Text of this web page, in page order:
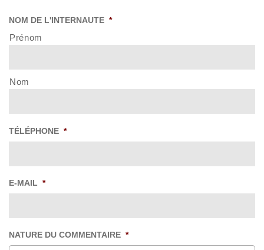
NOM DE L'INTERNAUTE *
Prénom
Nom
TÉLÉPHONE *
E-MAIL *
NATURE DU COMMENTAIRE *